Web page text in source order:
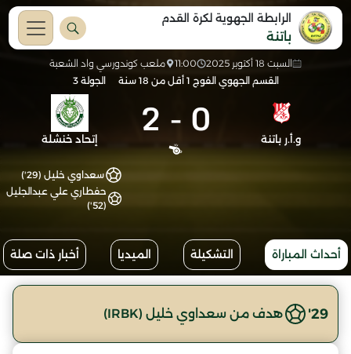
الرابطة الجهوية لكرة القدم
باتنة
السبت 18 أكتوبر 2025 11:00
ملعب كوندورسي واد الشعبة
القسم الجهوي الفوج 1 أقل من 18 سنة
الجولة 3
و.أ.ر باتنة 0
-
2 إتحاد خنشلة
سعداوي خليل (29')
حفطاري علي عبدالجليل
(52')
أحداث المباراة التشكيلة الميديا أخبار ذات صلة
29' هدف من سعداوي خليل (IRBK)